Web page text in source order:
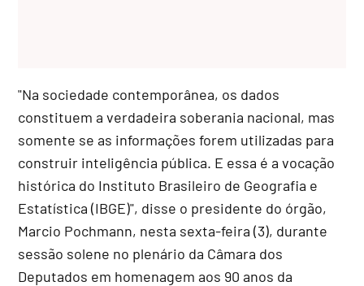
"Na sociedade contemporânea, os dados
constituem a verdadeira soberania nacional, mas
somente se as informações forem utilizadas para
construir inteligência pública. E essa é a vocação
histórica do Instituto Brasileiro de Geografia e
Estatística (IBGE)", disse o presidente do órgão,
Marcio Pochmann, nesta sexta-feira (3), durante
sessão solene no plenário da Câmara dos
Deputados em homenagem aos 90 anos da